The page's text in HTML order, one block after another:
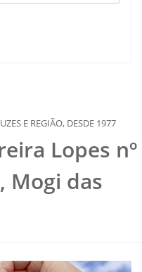
Lopes nº
Mogi das